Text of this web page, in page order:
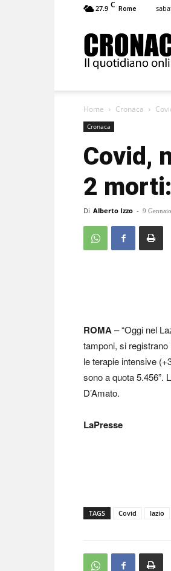
27.9 C Rome
Home Cronaca
Cronaca
Covid,
2
Di Alberto Izzo - 9
ROMA– “Oggi nel
tamponi, si
le terapie intensive
sono a quota 5.456”.
D’Amato.
LaPresse
TAGS Covid lazio